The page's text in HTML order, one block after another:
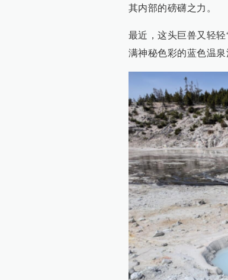
其内部的磅礴之力。
最近，这头巨兽又轻
满神秘色彩的蓝色温泉